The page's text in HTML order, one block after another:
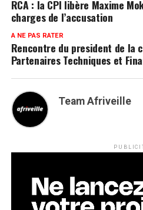
RCA : la CPI libère Maxime
charges de l’accusation
A NE PAS RATER
Rencontre du president de la
Partenaires Techniques et
Team Afriveille